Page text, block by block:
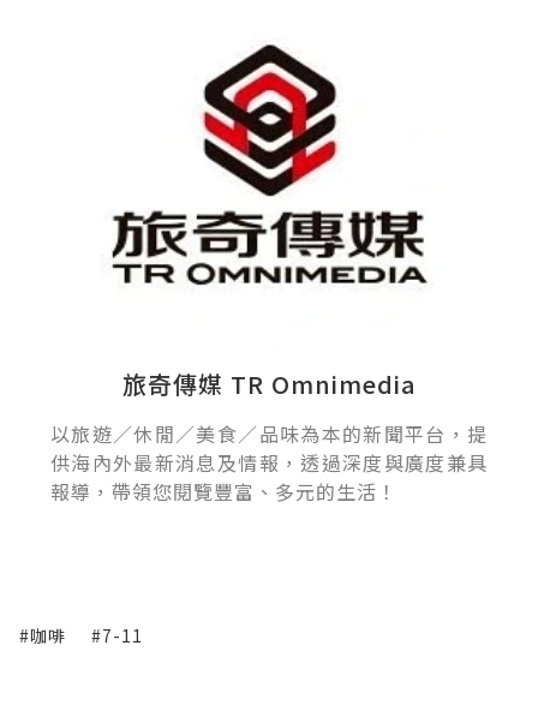
旅奇傳媒 TR Omnimedia
以旅遊／休閒／美食／品味為本的新聞平台，提
供海內外最新消息及情報，透過深度與廣度兼具
報導，帶領您閱覽豐富、多元的生活！
#咖啡 #7-11